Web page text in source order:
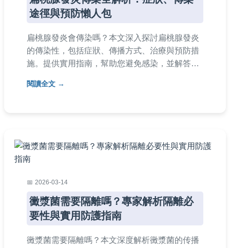
途徑與預防懶人包
扁桃腺發炎會傳染嗎？本文深入探討扁桃腺發炎
的傳染性，包括症狀、傳播方式、治療與預防措
施。提供實用指南，幫助您避免感染，並解答常
染等。內容基於醫學知識，適合家庭參考。
閱讀全文
2026-03-14
黴漿菌需要隔離嗎？專家解析隔離必
要性與實用防護指南
黴漿菌需要隔離嗎？本文深度解析黴漿菌的传播